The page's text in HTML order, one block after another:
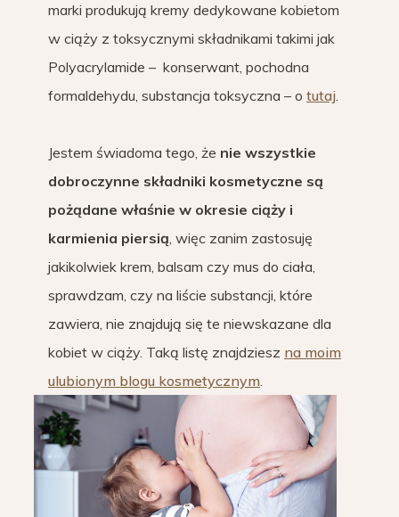
marki produkują kremy dedykowane kobietom
w ciąży z toksycznymi składnikami takimi jak
Polyacrylamide – konserwant, pochodna
formaldehydu, substancja toksyczna – o tutaj.
Jestem świadoma tego, że nie wszystkie
dobroczynne składniki kosmetyczne są
pożądane właśnie w okresie ciąży i
karmienia piersią, więc zanim zastosuję
jakikolwiek krem, balsam czy mus do ciała,
sprawdzam, czy na liście substancji, które
zawiera, nie znajdują się te niewskazane dla
kobiet w ciąży. Taką listę znajdziesz na moim
ulubionym blogu kosmetycznym.